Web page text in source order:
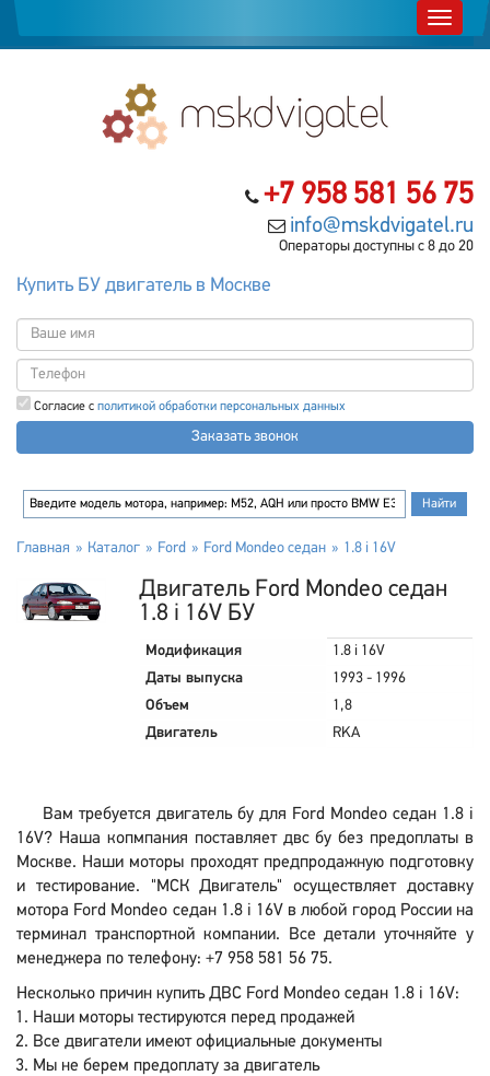
+7 958 581 56 75
info@mskdvigatel.ru
Операторы доступны с 8 до 20
Купить БУ двигатель в Москве
Согласие с политикой обработки персональных данных
Заказать звонок
Главная Каталог Ford Ford Mondeo седан 1.8 i 16V
Двигатель Ford Mondeo седан
1.8 i 16V БУ
Модификация
1.8 i 16V
Даты выпуска
1993 - 1996
Объем
1,8
Двигатель
RKA
Вам требуется двигатель бу для Ford Mondeo седан 1.8 i
16V? Наша копмпания поставляет двс бу без предоплаты в
Москве. Наши моторы проходят предпродажную подготовку
и тестирование. "МСК Двигатель" осуществляет доставку
мотора Ford Mondeo седан 1.8 i 16V в любой город России на
терминал транспортной компании. Все детали уточняйте у
менеджера по телефону: +7 958 581 56 75.
Несколько причин купить ДВС Ford Mondeo седан 1.8 i 16V:
Наши моторы тестируются перед продажей
Все двигатели имеют официальные документы
Мы не берем предоплату за двигатель